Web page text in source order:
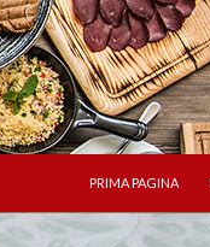
PRIMA PAGINA